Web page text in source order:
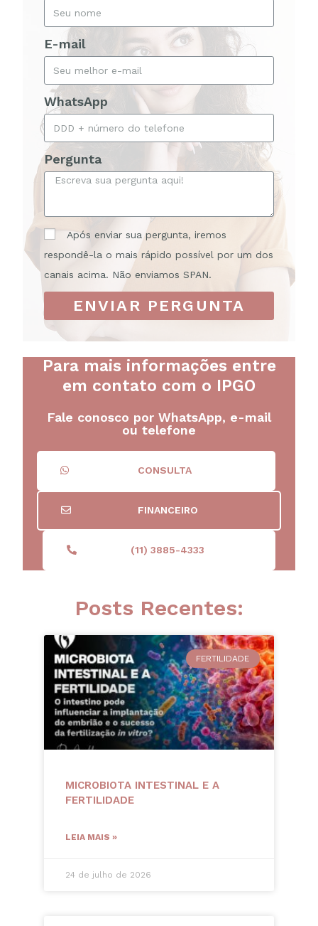
E-mail
WhatsApp
Pergunta
Após enviar sua pergunta, iremos
respondê-la o mais rápido possível por um dos
canais acima. Não enviamos SPAN.
ENVIAR PERGUNTA
Para mais informações entre
em contato com o IPGO
Fale conosco por WhatsApp, e-mail
ou telefone
CONSULTA
FINANCEIRO
(11) 3885-4333
Posts Recentes:
FERTILIDADE
MICROBIOTA INTESTINAL E A
FERTILIDADE
LEIA MAIS »
24 de julho de 2026